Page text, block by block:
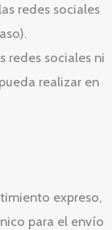
redes sociales
redes sociales ni
realizar en
expreso,
para el envío